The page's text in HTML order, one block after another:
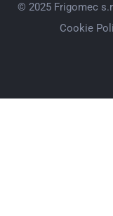
© 2025 Frigomec
Cookie